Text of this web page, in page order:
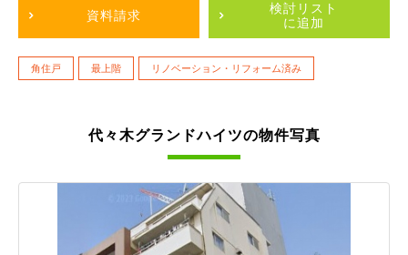
資料請求
検討リスト
に追加
角住戸 最上階 リノベーション・リフォーム済み
代々木グランドハイツの物件写真